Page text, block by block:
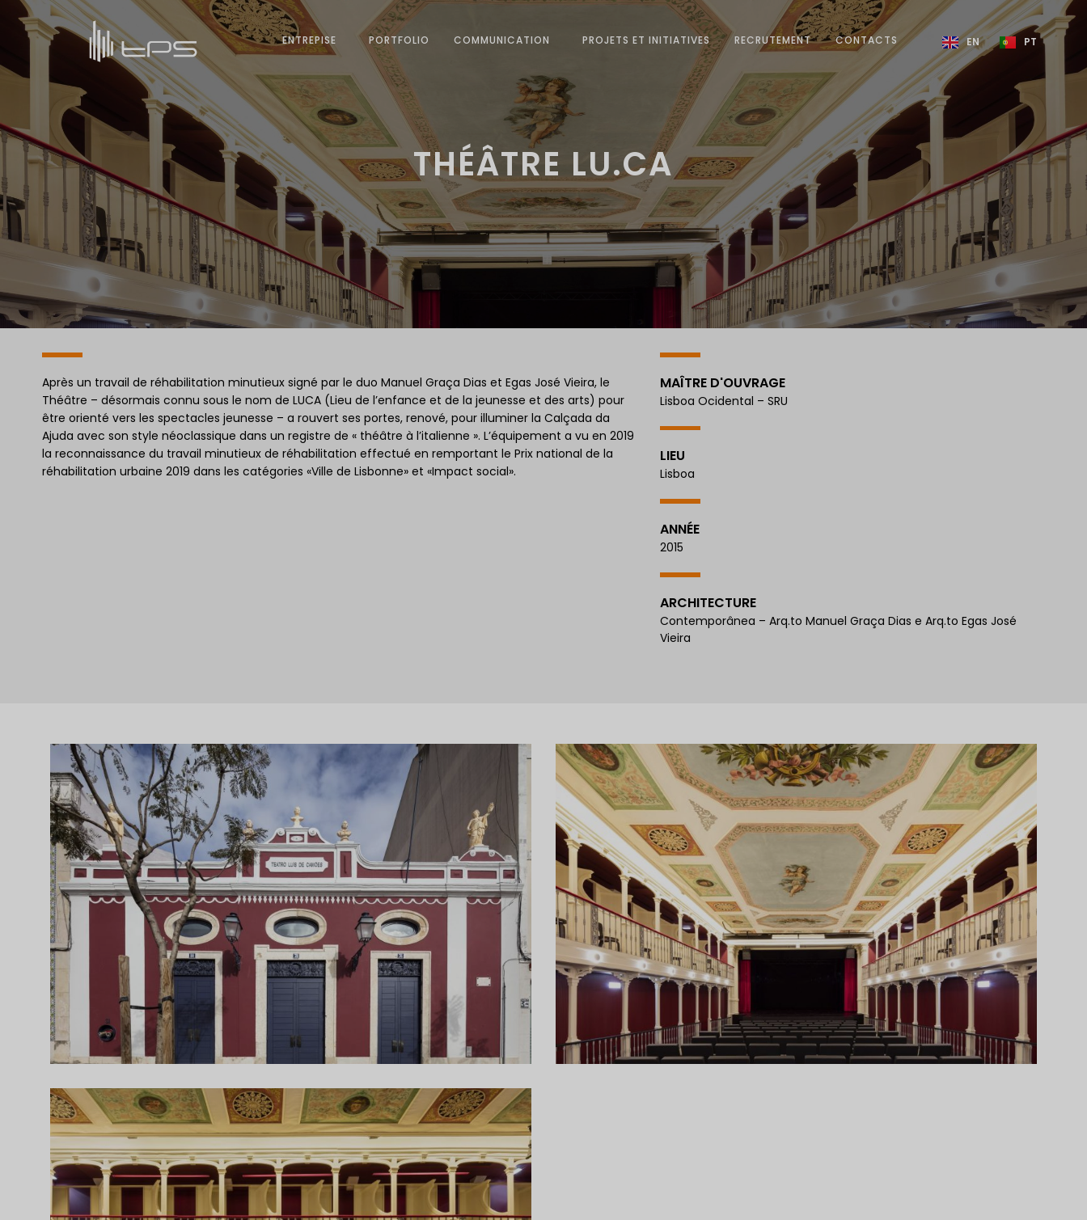
ENTREPISE PORTFOLIO COMMUNICATION PROJETS ET INITIATIVES RECRUTEMENT CONTACTS EN PT
THÉÂTRE LU.CA
Après un travail de réhabilitation minutieux signé par le duo Manuel Graça Dias et Egas José Vieira, le
Théâtre – désormais connu sous le nom de LUCA (Lieu de l’enfance et de la jeunesse et des arts) pour
être orienté vers les spectacles jeunesse – a rouvert ses portes, renové, pour illuminer la Calçada da
Ajuda avec son style néoclassique dans un registre de « théâtre à l’italienne ». L’équipement a vu en 2019
la reconnaissance du travail minutieux de réhabilitation effectué en remportant le Prix national de la
réhabilitation urbaine 2019 dans les catégories «Ville de Lisbonne» et «Impact social».
MAÎTRE D'OUVRAGE
Lisboa Ocidental – SRU
LIEU
Lisboa
ANNÉE
2015
ARCHITECTURE
Contemporânea – Arq.to Manuel Graça Dias e Arq.to Egas José
Vieira